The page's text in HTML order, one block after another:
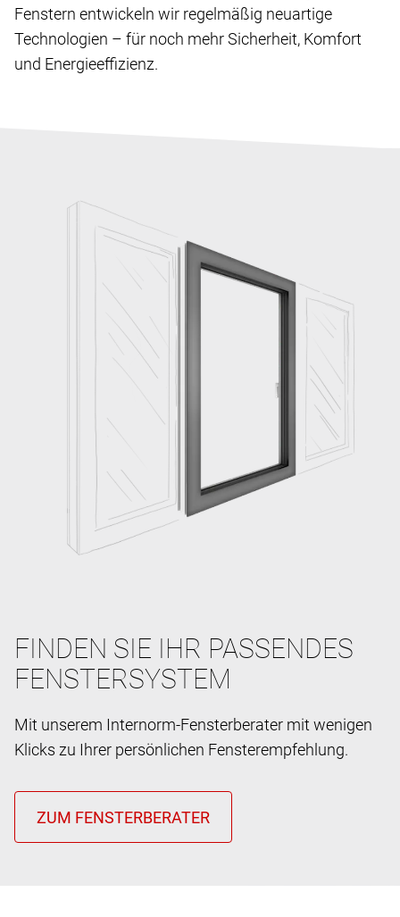
Fenstern entwickeln wir regelmäßig neuartige
Technologien – für noch mehr Sicherheit, Komfort
und Energieeffizienz.
FINDEN SIE IHR PASSENDES
FENSTERSYSTEM
Mit unserem Internorm-Fensterberater mit wenigen
Klicks zu Ihrer persönlichen Fensterempfehlung.